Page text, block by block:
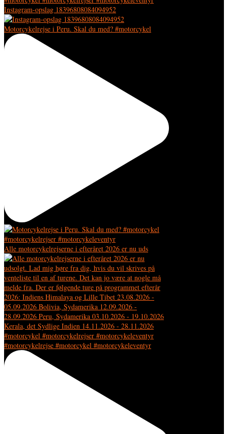
Instagram-opslag 18396808084094952
Motorcykelrejse i Peru. Skal du med? #motorcykel
Alle motorcykelrejserne i efteråret 2026 er nu uds
#motorcykelrejse #motorcykel #motorcykeleventyr